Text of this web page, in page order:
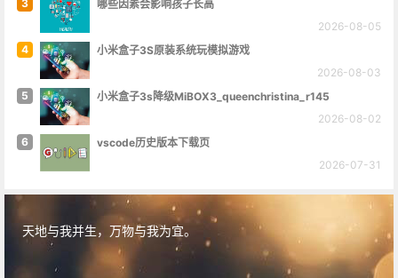
3
哪些因素会影响孩子长高
2026-08-05
4
小米盒子3S原装系统玩模拟游戏
2026-08-03
5
小米盒子3s降级MiBOX3_queenchristina_r145
2026-08-02
6
vscode历史版本下载页
2026-07-31
天地与我并生，万物与我为宜。